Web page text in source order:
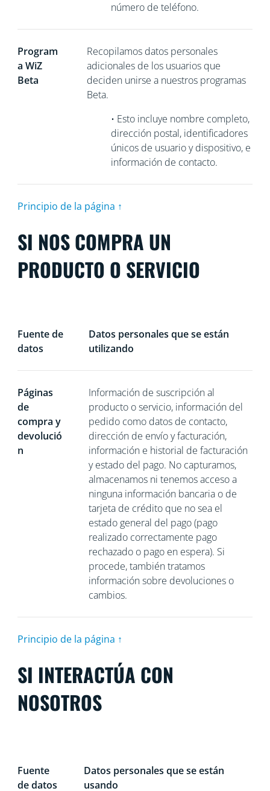
número de teléfono.
Program
a WiZ
Beta
Recopilamos datos personales
adicionales de los usuarios que
deciden unirse a nuestros programas
Beta.
• Esto incluye nombre completo,
dirección postal, identificadores
únicos de usuario y dispositivo, e
información de contacto.
Principio de la página ↑
SI NOS COMPRA UN
PRODUCTO O SERVICIO
Fuente de
datos
Datos personales que se están
utilizando
Páginas
de
compra y
devolució
n
Información de suscripción al
producto o servicio, información del
pedido como datos de contacto,
dirección de envío y facturación,
información e historial de facturación
y estado del pago. No capturamos,
almacenamos ni tenemos acceso a
ninguna información bancaria o de
tarjeta de crédito que no sea el
estado general del pago (pago
realizado correctamente pago
rechazado o pago en espera). Si
procede, también tratamos
información sobre devoluciones o
cambios.
Principio de la página ↑
SI INTERACTÚA CON
NOSOTROS
Fuente
de datos
Datos personales que se están
usando